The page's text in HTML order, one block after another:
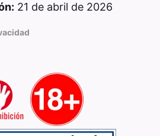
21 de abril de 2026